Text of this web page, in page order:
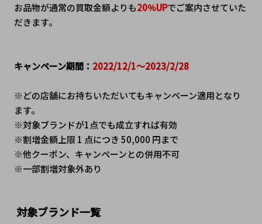
お品物が通常の買取金額よりも20％UPでご案内させていた
だきます。
キャンペーン期間： 2022/12/1～2023/2/28
※どの店舗にお持ちいただいてもキャンペーン適用となり
ます。
※対象ブランドが1点でも成立すれば有効
※割増金額上限 1 点につき 50,000 円まで
※他クーポン、キャンペーンとの併用不可
※一部割増対象外あり
対象ブランド一覧